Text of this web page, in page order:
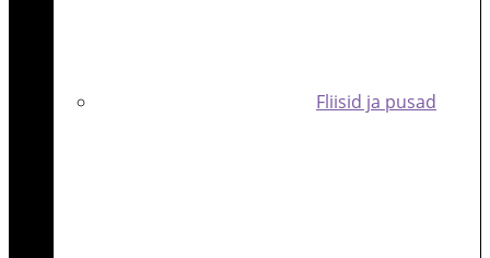
Fliisid ja pusad